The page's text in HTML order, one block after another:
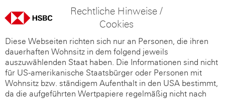
Rechtliche Hinweise /
Cookies
Diese Webseiten richten sich nur an Personen, die ihren
dauerhaften Wohnsitz in dem folgend jeweils
auszuwählenden Staat haben. Die Informationen sind nicht
für US-amerikanische Staatsbürger oder Personen mit
Wohnsitz bzw. ständigem Aufenthalt in den USA bestimmt,
da die aufgeführten Wertpapiere regelmäßig nicht nach